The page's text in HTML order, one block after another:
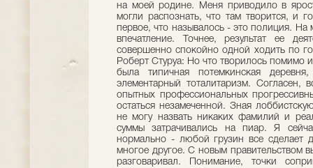
на моей родине. Меня приводило в
могли распознать, что там творится, и
первое, что называлось - это полиция.
впечатление. Точнее, результат ее
совершенно спокойно одной ходить по
Роберт Стуруа: Но что творилось помимо
была типичная потемкинская
элементарный тоталитаризм.
опытных профессиональных
остаться незамеченной. Зная
не могу назвать никаких фамилий и
суммы затрачивались на пиар. Я
нормально - любой грузин все сделает
многое другое. С новым правительством
разговаривал. Понимание, точки